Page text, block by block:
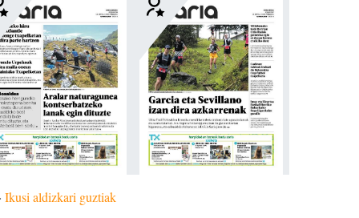
Ikusi aldizkari guztiak